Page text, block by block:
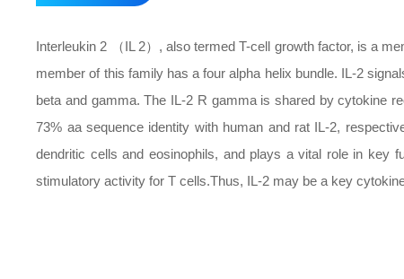
Interleukin 2 （IL 2）, also termed T-cell growth factor, is a
member of this family has a four alpha helix bundle. IL-2
beta and gamma. The IL-2 R gamma is shared by cytokine
73% aa sequence identity with human and rat IL-2,
dendritic cells and eosinophils, and plays a vital role in key
stimulatory activity for T cells.Thus, IL-2 may be a key